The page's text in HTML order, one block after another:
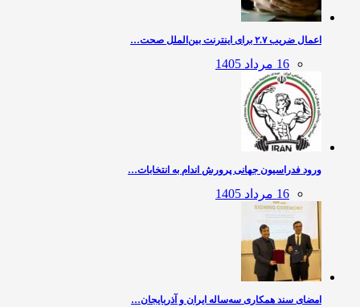
اعمال ضریب ۲.۷ برای اینترنت بین‌الملل صحت…
16 مرداد 1405
ورود فدراسیون جهانی پرورش اندام به انتخابات…
16 مرداد 1405
امضای سند همکاری سه‌ساله ایران و آذربایجان…